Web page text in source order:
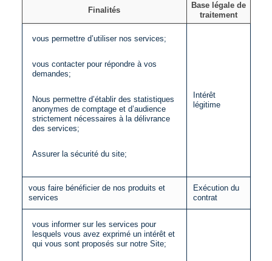
Finalités
Base légale de
traitement
vous permettre d’utiliser nos services;
vous contacter pour répondre à vos
demandes;
Nous permettre d’établir des statistiques
anonymes de comptage et d’audience
strictement nécessaires à la délivrance
des services;
Assurer la sécurité du site;
Intérêt
légitime
vous faire bénéficier de nos produits et
services
Exécution du
contrat
vous informer sur les services pour
lesquels vous avez exprimé un intérêt et
qui vous sont proposés sur notre Site;